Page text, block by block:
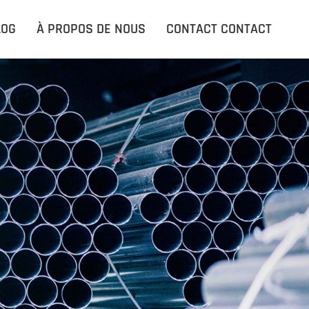
À PROPOS DE NOUS CONTACT CONTACT
ACCUEIL
PRODUITS PRODUITS
APPLICATIONS
LE BLOG
À PROPOS DE NOUS
CONTACT CONTACT